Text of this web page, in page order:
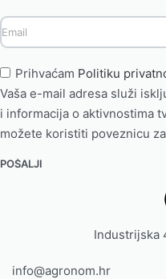
Prihvaćam Politiku
Vaša e-mail adresa služi
i informacija o aktivnostima
možete koristiti poveznicu
Industrijska
info@agronom.hr